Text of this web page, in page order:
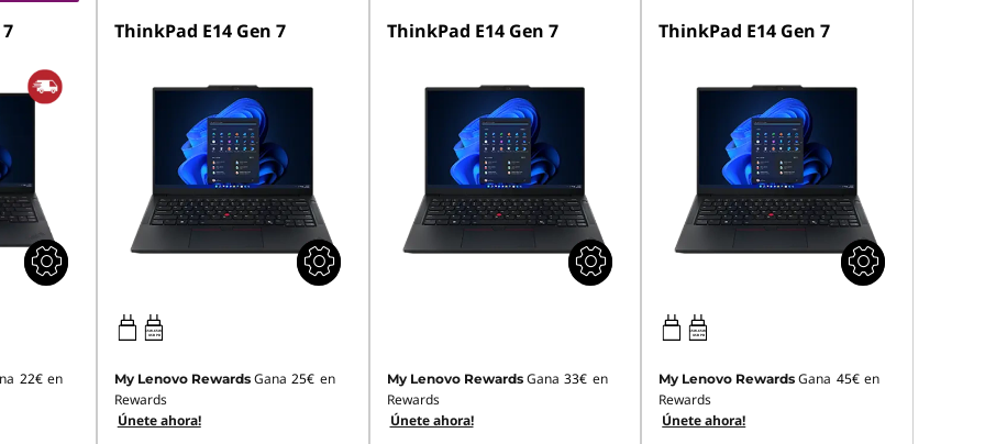
22€ en
ThinkPad E14 Gen 7
65W-65W
USB PD
My Lenovo Rewards Gana 25€ en
Rewards
Únete ahora!
ThinkPad E14 Gen 7
My Lenovo Rewards Gana 33€ en
Rewards
Únete ahora!
ThinkPad E14 Gen 7
65W-65W
USB PD
My Lenovo Rewards Gana 45€ en
Rewards
Únete ahora!